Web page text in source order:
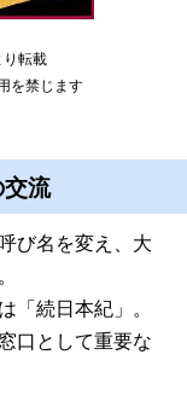
り転載
を禁じます
流
び名を変え、大
「続日本紀」。
口として重要な